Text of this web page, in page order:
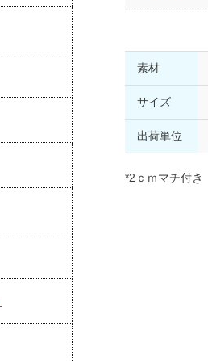
素材
サイズ
出荷単位
*2ｃｍマチ付き